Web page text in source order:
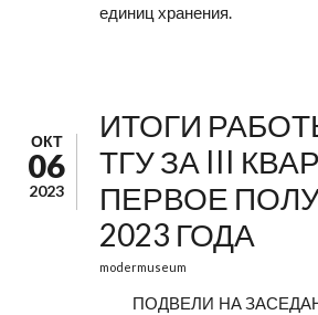
единиц хранения.
ОКТ
06
2023
ИТОГИ
ТГУ ЗА III
ПЕРВОЕ
2023 ГОДА
modermuseum
ПОДВЕЛИ НА